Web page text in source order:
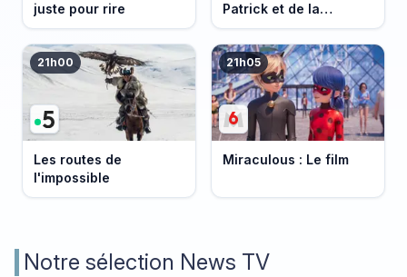
juste pour rire
Patrick et de la
Bretagne
21h00
Les routes de
l'impossible
21h05
Miraculous : Le film
Notre sélection News TV